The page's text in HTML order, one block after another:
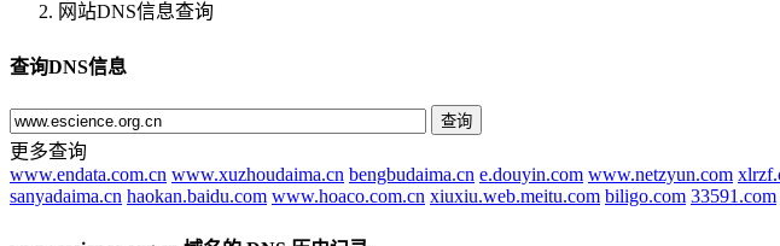
网站DNS信息查询
查询DNS信息
查询
更多查询
www.endata.com.cn www.xuzhoudaima.cn bengbudaima.cn e.douyin.com www.netzyun.com
sanyadaima.cn haokan.baidu.com www.hoaco.com.cn xiuxiu.web.meitu.com biligo.com 33591.com